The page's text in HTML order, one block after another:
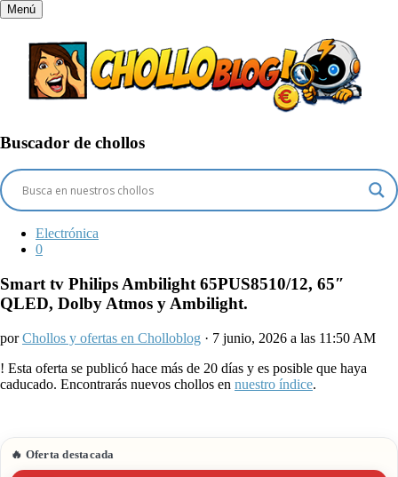
Menú
Buscador de chollos
Electrónica
0
Smart tv Philips Ambilight 65PUS8510/12, 65″
QLED, Dolby Atmos y Ambilight.
porChollos y ofertas en Cholloblog · 7 junio, 2026 a las 11:50 AM
! Esta oferta se publicó hace más de 20 días y es posible que haya
caducado. Encontrarás nuevos chollos en nuestro índice.
🔥 Oferta destacada